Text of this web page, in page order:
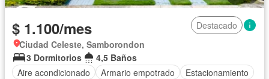
$ 1.100/mes
Destacado
Ciudad Celeste, Samborondon
3 Dormitorios
4,5 Baños
Aire acondicionado
Armario empotrado
Estacionamiento